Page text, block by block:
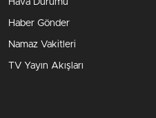
Hava Durumu
Haber Gönder
Namaz Vakitleri
TV Yayın Akışları